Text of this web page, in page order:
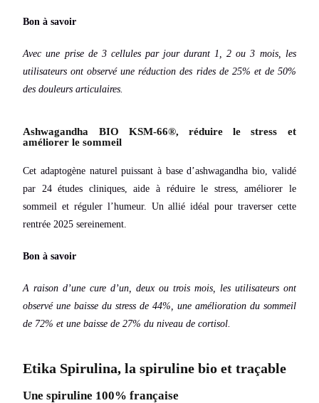
Bon à savoir
Avec une prise de 3 cellules par jour durant 1, 2 ou 3 mois, les
utilisateurs ont observé une réduction des rides de 25% et de 50%
des douleurs articulaires.
Ashwagandha BIO KSM-66®, réduire le stress et
améliorer le sommeil
Cet adaptogène naturel puissant à base d’ashwagandha bio, validé
par 24 études cliniques, aide à réduire le stress, améliorer le
sommeil et réguler l’humeur. Un allié idéal pour traverser cette
rentrée 2025 sereinement.
Bon à savoir
A raison d’une cure d’un, deux ou trois mois, les utilisateurs ont
observé une baisse du stress de 44%, une amélioration du sommeil
de 72% et une baisse de 27% du niveau de cortisol.
Etika Spirulina, la spiruline bio et traçable
Une spiruline 100% française